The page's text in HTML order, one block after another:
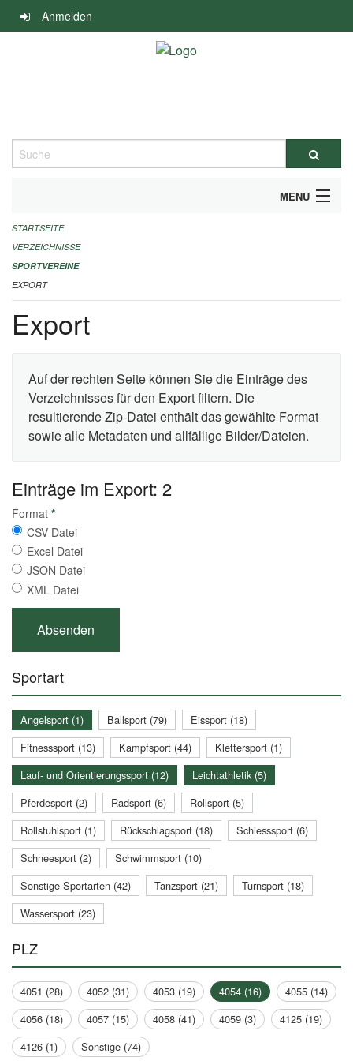
Navigation
überspringen
Anmelden
Suche
MENU
ALLGEMEINE INFORMATIONEN
FINANZIELLE UNTERSTÜTZUNG BENÖTIGT?
KONTAKT
STARTSEITE
VERZEICHNISSE
SPORTVEREINE
EXPORT
Export
Auf der rechten Seite können Sie die Einträge des
Verzeichnisses für den Export filtern. Die
resultierende Zip-Datei enthält das gewählte Format
sowie alle Metadaten und allfällige Bilder/Dateien.
Einträge im Export: 2
Format *
CSV Datei
Excel Datei
JSON Datei
XML Datei
Sportart
Angelsport (1) Ballsport (79)
Eissport (18)
Fitnesssport (13)
Kampfsport (44)
Klettersport (1)
Lauf- und Orientierungssport (12)
Leichtathletik (5)
Pferdesport (2)
Radsport (6)
Rollsport (5)
Rollstuhlsport (1)
Rückschlagsport (18)
Schiesssport (6)
Schneesport (2)
Schwimmsport (10)
Sonstige Sportarten (42)
Tanzsport (21)
Turnsport (18)
Wassersport (23)
PLZ
4051 (28) 4052 (31) 4053 (19) 4054 (16)
4055 (14)
4056 (18)
4057 (15) 4058 (41) 4059 (3)
4125 (19)
4126 (1)
Sonstige (74)